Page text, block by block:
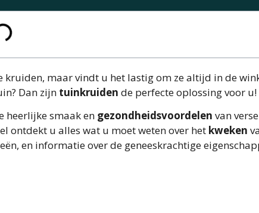
kruiden, maar vindt u het lastig om ze altijd in de
Dan zijn tuinkruiden de perfecte oplossing voor u!
heerlijke smaak en gezondheidsvoordelen van verse
ontdekt u alles wat u moet weten over het kweken
en informatie over de geneeskrachtige